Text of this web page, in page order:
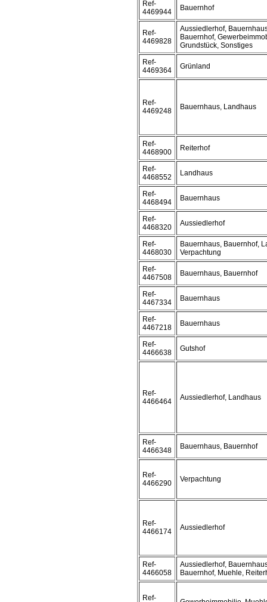
Ref-
4469944
Bauernhof
Ref-
4469828
Aussiedlerhof,
Bauernhof,
Grundstück, Sonstiges
Ref-
4469364
Grünland
Ref-
4469248
Bauernhaus, Landhaus
Ref-
4468900
Reiterhof
Ref-
4468552
Landhaus
Ref-
4468494
Bauernhaus
Ref-
4468320
Aussiedlerhof
Ref-
4468030
Bauernhaus, Bauernhof,
Verpachtung
Ref-
4467508
Bauernhaus, Bauernhof
Ref-
4467334
Bauernhaus
Ref-
4467218
Bauernhaus
Ref-
4466638
Gutshof
Ref-
4466464
Aussiedlerhof, Landhaus
Ref-
4466348
Bauernhaus, Bauernhof
Ref-
4466290
Verpachtung
Ref-
4466174
Aussiedlerhof
Ref-
4466058
Aussiedlerhof,
Bauernhof, Muehle,
Ref-